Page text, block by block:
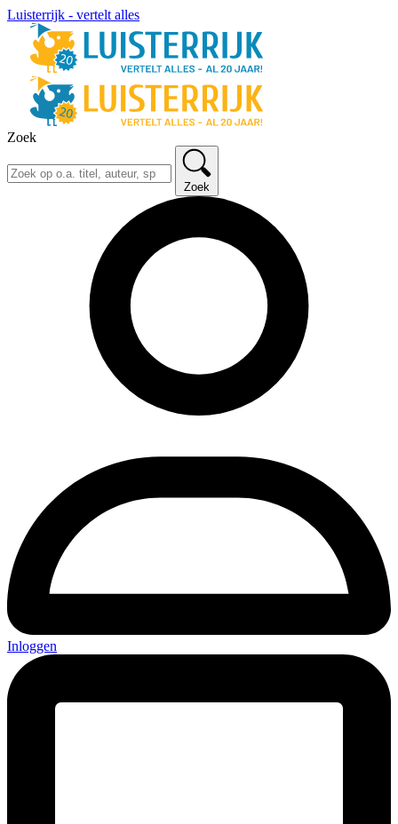
Luisterrijk - vertelt alles
Zoek
Zoek
Inloggen